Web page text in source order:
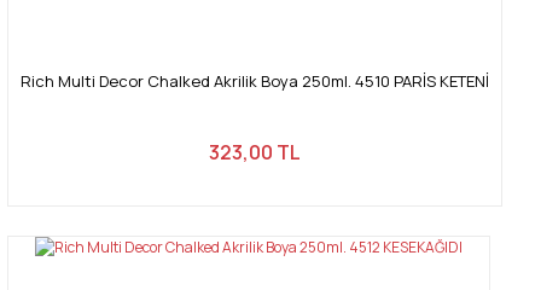
Rich Multi Decor Chalked Akrilik Boya 250ml. 4510 PARİS KETENİ
323,00 TL